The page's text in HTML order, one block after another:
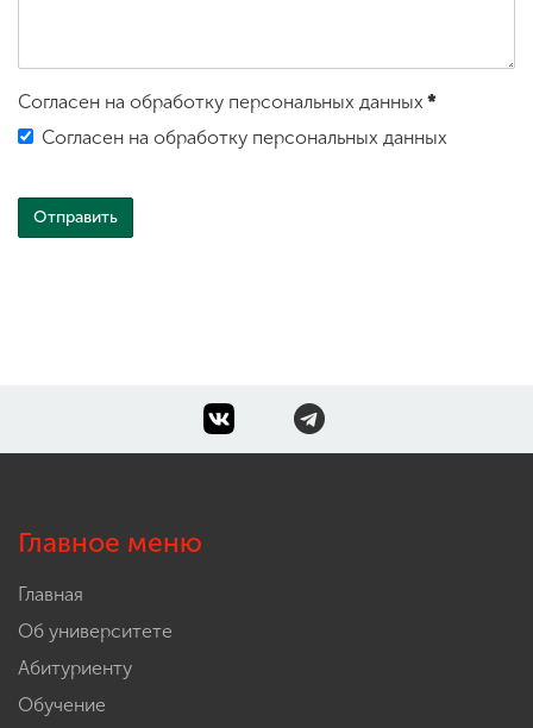
Согласен на обработку персональных данных *
Согласен на обработку персональных данных
Главное меню
Главная
Об университете
Абитуриенту
Обучение